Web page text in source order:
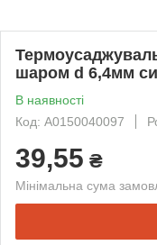
шаром d 6,4мм
В наявності
Код: A0150040097
39,55 ₴
Мінімальна сума